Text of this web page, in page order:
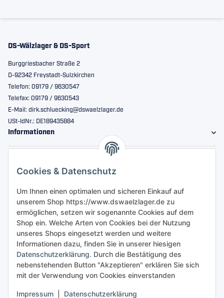
Cookies & Datenschutz
Um Ihnen einen optimalen und sicheren Einkauf auf
unserem Shop https://www.dswaelzlager.de zu
ermöglichen, setzen wir sogenannte Cookies auf dem
Shop ein. Welche Arten von Cookies bei der Nutzung
unseres Shops eingesetzt werden und weitere
Informationen dazu, finden Sie in unserer hiesigen
Datenschutzerklärung. Durch die Bestätigung des
nebenstehenden Button "Akzeptieren" erklären Sie sich
mit der Verwendung von Cookies einverstanden
Impressum Datenschutzerklärung
DS-Wälzlager & DS-Sport
Burggriesbacher Straße 2
D-92342 Freystadt-Sulzkirchen
Telefon: 09179 / 9630547
Telefax: 09179 / 9630543
E-Mail: dirk.schluecking@dswaelzlager.de
USt-IdNr.: DE189435884
Informationen